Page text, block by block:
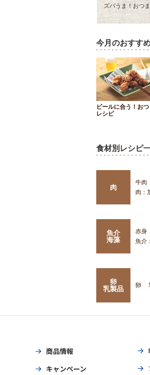
ズバうま！おつ
今月のおすす
ビールに合う！お
レシピ
食材別レシピ
肉
牛肉
肉：
魚介
海藻
赤身
魚介
卵
乳製品
卵
商品情報
キャンペーン